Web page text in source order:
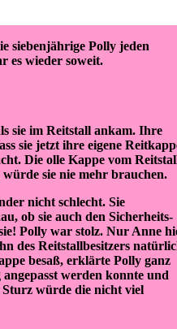
siebenjährige Polly jeden
es wieder soweit.
sie im Reitstall ankam. Ihre
sie jetzt ihre eigene
Die olle Kappe vom
sie nie mehr brauchen.
nicht schlecht. Sie
ob sie auch den Sicherheits-
Polly war stolz. Nur Anne
des Reitstallbesitzers
besaß, erklärte Polly ganz
werden konnte und
würde die nicht viel